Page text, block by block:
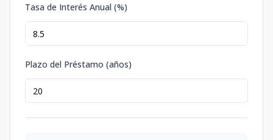
Tasa de Interés Anual (%)
Plazo del Préstamo (años)